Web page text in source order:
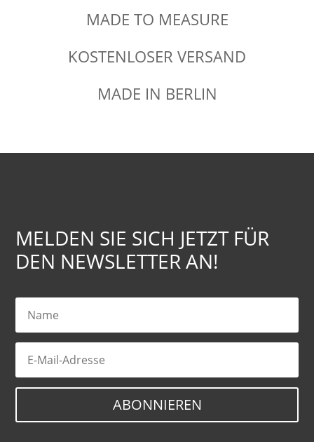
MADE TO MEASURE
KOSTENLOSER VERSAND
MADE IN BERLIN
MELDEN SIE SICH JETZT FÜR
DEN NEWSLETTER AN!
ABONNIEREN